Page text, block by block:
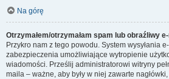
Na górę
Otrzymałem/otrzymałam spam lub obraźliwy
Przykro nam z tego powodu. System wysyłania
zabezpieczenia umożliwiające wytropienie
wiadomości. Prześlij administratorowi witryny
maila – ważne, aby były w niej zawarte